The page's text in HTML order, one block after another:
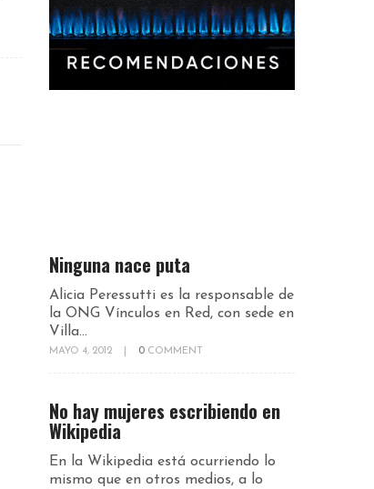
Ninguna nace puta
Alicia Peressutti es la responsable de
la ONG Vínculos en Red, con sede en
Villa...
MAYO 4, 2012 0 COMMENT
No hay mujeres escribiendo en
Wikipedia
En la Wikipedia está ocurriendo lo
mismo que en otros medios, a lo